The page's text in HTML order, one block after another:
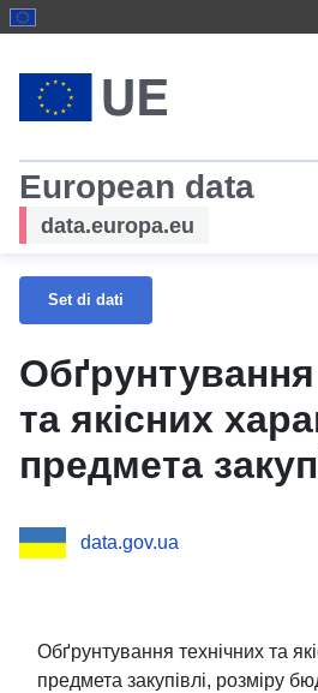
European data
data.europa.eu
Set di dati
Обґрунтування
та якісних
предмета
розміру
призначення,
закупівлі
data.gov.ua
Обґрунтування технічних та
предмета закупівлі, розміру